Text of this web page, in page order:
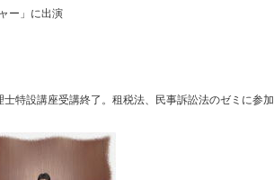
ー」に出演
特設講座受講終了。租税法、民事訴訟法のゼミに参加